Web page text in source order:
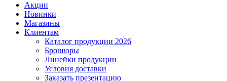
Акции
Новинки
Магазины
Клиентам
Каталог продукции 2026
Брошюры
Линейки продукции
Условия доставки
Заказать презентацию